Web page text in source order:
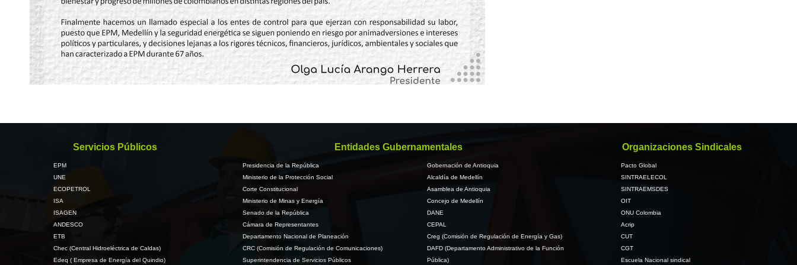
Servicios Públicos
EPM
UNE
ECOPETROL
ISA
ISAGEN
ANDESCO
ETB
Chec (Central Hidroeléctrica de Caldas)
Edeq ( Empresa de Energía del Quindio)
Entidades Gubernamentales
Presidencia de la República
Ministerio de la Protección Social
Corte Constitucional
Ministerio de Minas y Energía
Senado de la República
Cámara de Representantes
Departamento Nacional de Planeación
CRC (Comisión de Regulación de Comunicaciones)
Superintendencia de Servicios Públicos
Gobernación de Antioquia
Alcaldía de Medellín
Asamblea de Antioquia
Concejo de Medellín
DANE
CEPAL
Creg (Comisión de Regulación de Energía y Gas)
DAFD (Departamento Administrativo de la Función
Pública)
Organizaciones Sindicales
Pacto Global
SINTRAELECOL
SINTRAEMSDES
OIT
ONU Colombia
Acrip
CUT
CGT
Escuela Nacional sindical